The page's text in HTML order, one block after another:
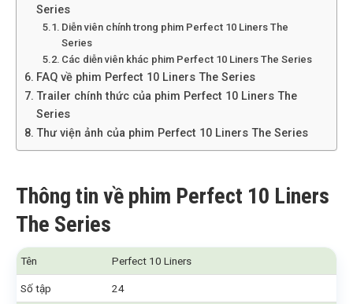
Series
Diễn viên chính trong phim Perfect 10 Liners The
Series
Các diễn viên khác phim Perfect 10 Liners The Series
FAQ về phim Perfect 10 Liners The Series
Trailer chính thức của phim Perfect 10 Liners The
Series
Thư viện ảnh của phim Perfect 10 Liners The Series
Thông tin về phim Perfect 10 Liners
The Series
Tên Perfect 10 Liners
Số tập 24